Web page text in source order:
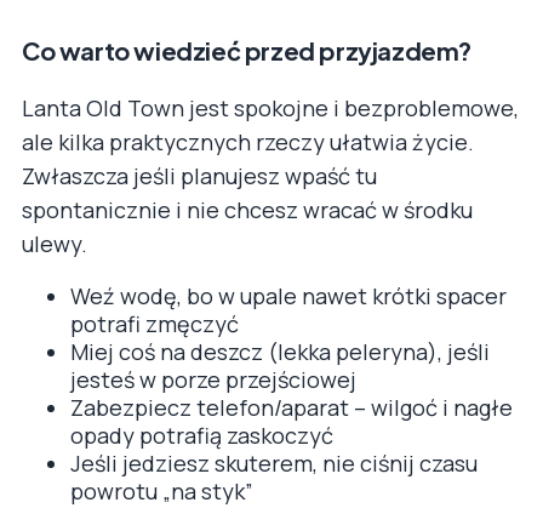
Co warto wiedzieć przed przyjazdem?
Lanta Old Town jest spokojne i bezproblemowe,
ale kilka praktycznych rzeczy ułatwia życie.
Zwłaszcza jeśli planujesz wpaść tu
spontanicznie i nie chcesz wracać w środku
ulewy.
Weź wodę, bo w upale nawet krótki spacer
potrafi zmęczyć
Miej coś na deszcz (lekka peleryna), jeśli
jesteś w porze przejściowej
Zabezpiecz telefon/aparat – wilgoć i nagłe
opady potrafią zaskoczyć
Jeśli jedziesz skuterem, nie ciśnij czasu
powrotu „na styk”